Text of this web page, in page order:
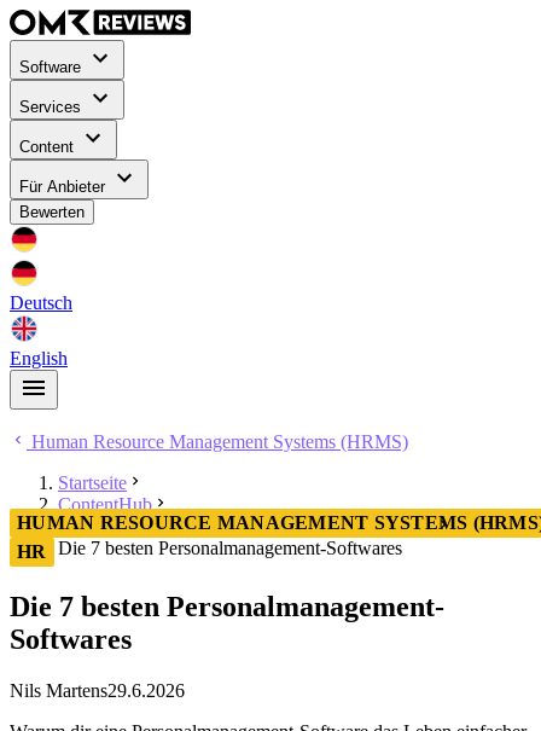
Software
Services
Content
Für Anbieter
Bewerten
Deutsch
English
Human Resource Management Systems (HRMS)
Startseite
ContentHub
Human Resource Management Systems (HRMS)
Die 7 besten Personalmanagement-Softwares
HUMAN RESOURCE MANAGEMENT SYSTEMS
HR
Die 7 besten Personalmanagement-
Softwares
Nils Martens29.6.2026